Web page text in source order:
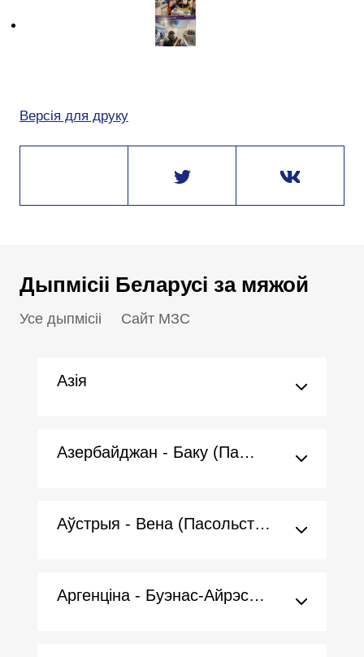
Версія для друку
Дыпмісіі Беларусі за мяжой
Усе дыпмісіі Сайт МЗС
Азія
Азербайджан - Баку (Пасольства)
Аўстрыя - Вена (Пасольства)
Аргенціна - Буэнас-Айрэс (Пасольства)